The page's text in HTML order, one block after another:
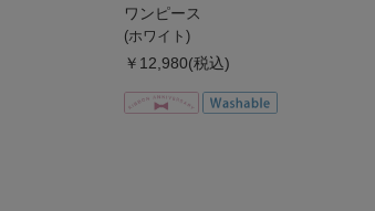
ワンピース
(ホワイト)
￥12,980(税込)